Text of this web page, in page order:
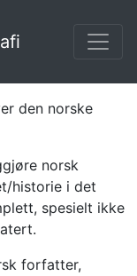
den norske
norsk
historie i det
spesielt ikke
forfatter,